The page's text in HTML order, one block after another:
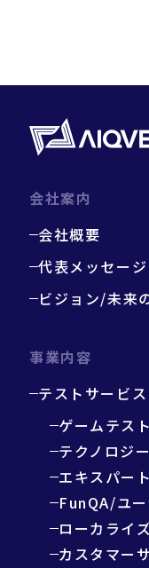
＃チート対策
会社案内
会社概要
代表メッセージ
ビジョン/未来
事業内容
テストサービス
ゲームテス
テクノロジ
エキスパー
FunQA/ユ
ローカライ
カスタマー